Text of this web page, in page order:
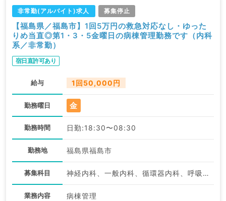
非常勤(アルバイト)求人 募集停止
【福島県／福島市】1回5万円の救急対応なし・ゆった
りめ当直◎第1・3・5金曜日の病棟管理勤務です（内科
系／非常勤）
宿日直許可あり
給与 1回50,000円
勤務曜日 金
勤務時間 日勤:18:30〜08:30
勤務地 福島県福島市
募集科目 神経内科、一般内科、循環器内科、呼吸器内科、消化器内科、内分泌・代謝内科、腎臓内科、老年内科、血液内科、膠原病科
業務内容 病棟管理